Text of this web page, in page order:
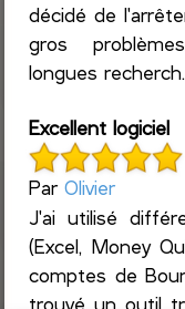
décidé de
gros
longues
Excellent logiciel
ParOlivier
J'ai utilisé
(Excel, Money
comptes de
trouvé un outil